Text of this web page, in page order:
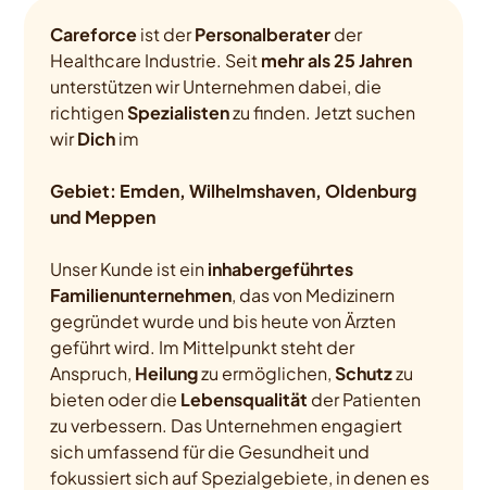
Careforceist derPersonalberaterder
Healthcare Industrie. Seitmehr als 25 Jahren
unterstützen wir Unternehmen dabei, die
richtigenSpezialistenzu finden. Jetzt suchen
wirDichim
Gebiet: Emden, Wilhelmshaven, Oldenburg
und Meppen
Unser Kunde ist eininhabergeführtes
Familienunternehmen, das von Medizinern
gegründet wurde und bis heute von Ärzten
geführt wird. Im Mittelpunkt steht der
Anspruch, Heilungzu ermöglichen,Schutzzu
bieten oder die Lebensqualität der Patienten
zu verbessern. Das Unternehmen engagiert
sich umfassend für die Gesundheit und
fokussiert sich auf Spezialgebiete, in denen es